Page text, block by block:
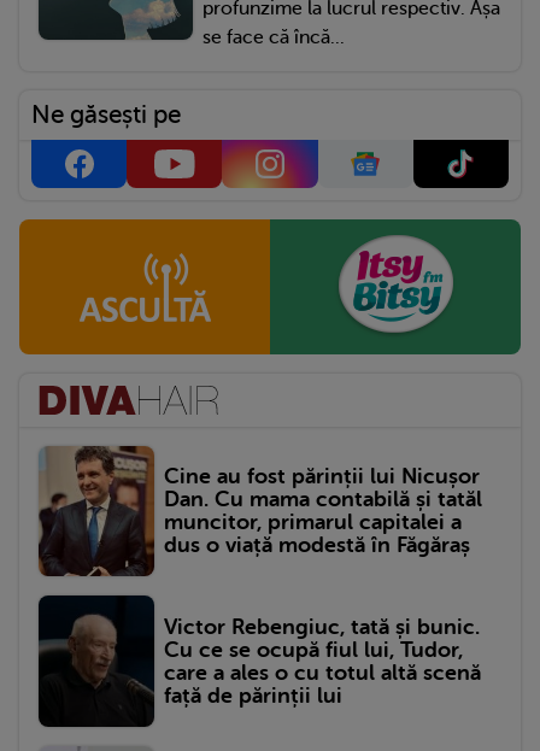
profunzime la lucrul respectiv. Așa
se face că încă...
Ne găsești pe
Cine au fost părinții lui Nicușor
Dan. Cu mama contabilă și tatăl
muncitor, primarul capitalei a
dus o viață modestă în Făgăraș
Victor Rebengiuc, tată și bunic.
Cu ce se ocupă fiul lui, Tudor,
care a ales o cu totul altă scenă
față de părinții lui